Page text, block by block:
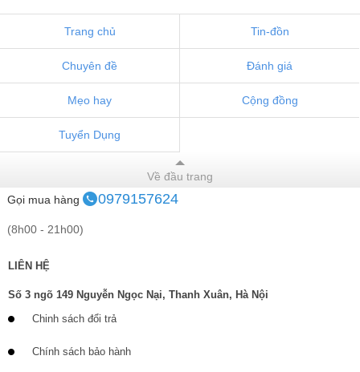
Trang chủ Tin-đồn
Chuyên đề Đánh giá
Mẹo hay Cộng đồng
Tuyển Dụng
Về đầu trang
Gọi mua hàng
0979157624
(8h00 - 21h00)
LIÊN HỆ
Số 3 ngõ 149 Nguyễn Ngọc Nại, Thanh Xuân, Hà Nội
Chinh sách đổi trả
Chính sách bảo hành